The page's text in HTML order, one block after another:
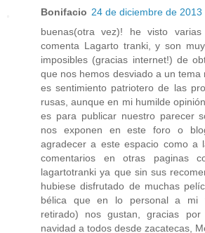
Bonifacio 24 de diciembre de 2013
buenas(otra vez)! he visto
comenta Lagarto tranki, y son
imposibles (gracias internet!) de
que nos hemos desviado a un
es sentimiento patriotero de las
rusas, aunque en mi humilde
es para publicar nuestro parecer
nos exponen en este foro o
agradecer a este espacio como a
comentarios en otras paginas
lagartotranki ya que sin sus
hubiese disfrutado de muchas
bélica que en lo personal a mi
retirado) nos gustan, gracias
navidad a todos desde zacatecas,